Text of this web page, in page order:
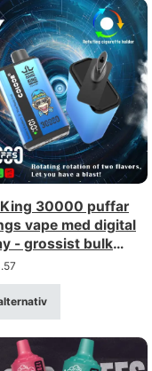
King 30000 puffar
vape med digital
- grossist bulk